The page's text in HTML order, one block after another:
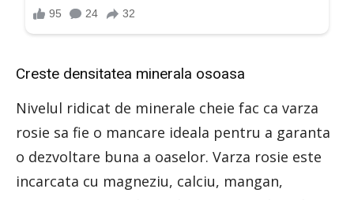
Creste densitatea minerala osoasa
Nivelul ridicat de minerale cheie fac ca varza
rosie sa fie o mancare ideala pentru a garanta
o dezvoltare buna a oaselor. Varza rosie este
incarcata cu magneziu, calciu, mangan,